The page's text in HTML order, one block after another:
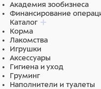
Академия зообизнеса
Финансирование
Каталог
Корма
Лакомства
Игрушки
Аксессуары
Гигиена и уход
Груминг
Наполнители и туалеты